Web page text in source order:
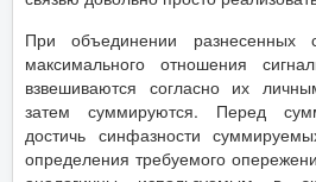
При объединении разнесенных
максимального отношения
взвешиваются согласно их
затем суммируются. Перед
достичь синфазности
определения требуемого